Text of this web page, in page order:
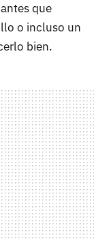
que
o incluso un
bien.